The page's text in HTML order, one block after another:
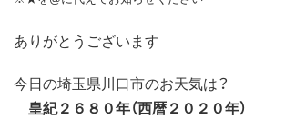
ありがとうございます
今日の埼玉県川口市のお天気は？
皇紀２６８０年（西暦２０２０年）